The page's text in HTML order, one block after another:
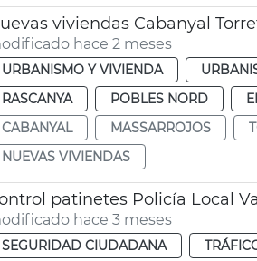
viviendas Cabanyal
hace 2 meses
URBANISMO Y VIVIENDA
RASCANYA
POBLES NORD
CABANYAL
MASSARROJOS
NUEVAS VIVIENDAS
patinetes Policía Local
hace 3 meses
SEGURIDAD CIUDADANA